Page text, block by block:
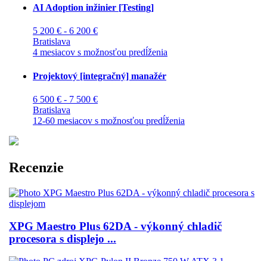
AI Adoption inžinier [Testing]
5 200 € - 6 200 €
Bratislava
4 mesiacov s možnosťou predĺženia
Projektový [integračný] manažér
6 500 € - 7 500 €
Bratislava
12-60 mesiacov s možnosťou predĺženia
Recenzie
XPG Maestro Plus 62DA - výkonný chladič
procesora s displejo ...